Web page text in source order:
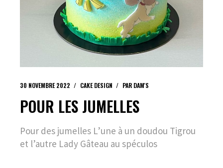
30 NOVEMBRE 2022 CAKE DESIGN PAR DAM'S
POUR LES JUMELLES
Pour des jumelles L’une à un doudou Tigrou
et l’autre Lady Gâteau au spéculos